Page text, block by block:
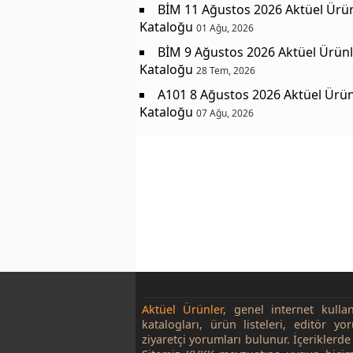
BİM 11 Ağustos 2026 Aktüel
Kataloğu 01 Ağu, 2026
BİM 9 Ağustos 2026 Aktüel
Kataloğu 28 Tem, 2026
A101 8 Ağustos 2026 Aktüel
Kataloğu 07 Ağu, 2026
Aktüel Ürünler, genel internet
katalogları, ürün listeleri, editör
ziyaretçi yorumları bulunur.